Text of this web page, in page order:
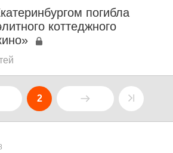
погибла
коттеджного
2